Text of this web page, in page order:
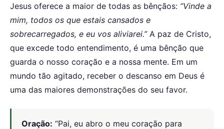
Jesus oferece a maior de todas as bênçãos: “Vinde a
mim, todos os que estais cansados e
sobrecarregados, e eu vos aliviarei.”A paz de Cristo,
que excede todo entendimento, é uma bênção que
guarda o nosso coração e a nossa mente. Em um
mundo tão agitado, receber o descanso em Deus é
uma das maiores demonstrações do seu favor.
Oração: “Pai, eu abro o meu coração para